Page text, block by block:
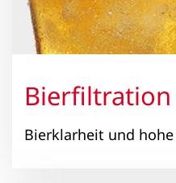
Bierfiltration
Bierklarheit und